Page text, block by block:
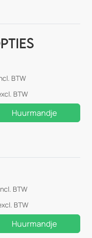
BTW
BTW
Huurmandje
BTW
BTW
Huurmandje